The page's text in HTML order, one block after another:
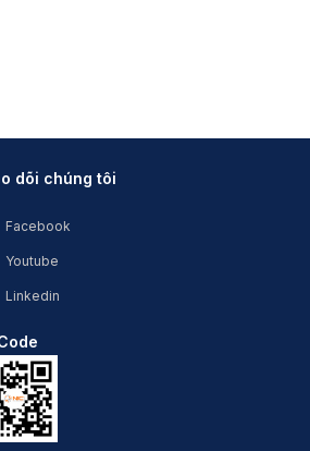
dõi chúng tôi
Facebook
Youtube
Linkedin